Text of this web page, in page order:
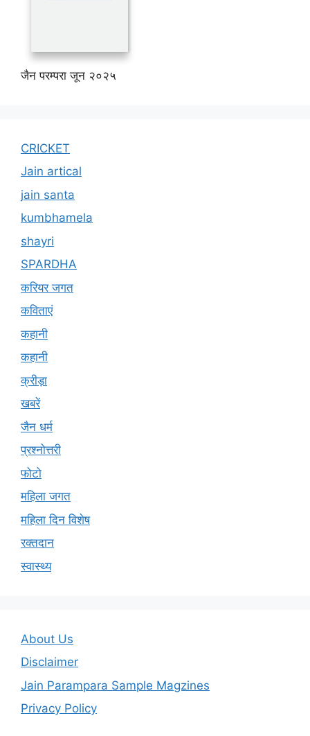
जैन परम्परा जून २०२५
CRICKET
Jain artical
jain santa
kumbhamela
shayri
SPARDHA
करियर जगत
कविताएं
कहानी
कहानी
क्रीड़ा
खबरें
जैन धर्म
प्रश्नोत्तरी
फोटो
महिला जगत
महिला दिन विशेष
रक्तदान
स्वास्थ्य
About Us
Disclaimer
Jain Parampara Sample Magzines
Privacy Policy